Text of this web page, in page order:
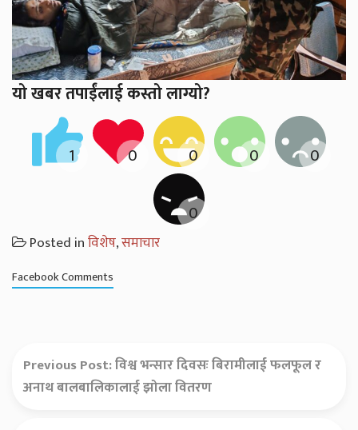
यो खबर तपाईंलाई कस्तो लाग्यो?
Posted inविशेष,समाचार
Facebook Comments
Previous Post:विश्व भन्सार दिवसः बिरामीलाई फलफूल र
अनाथ बालबालिकालाई झोला वितरण